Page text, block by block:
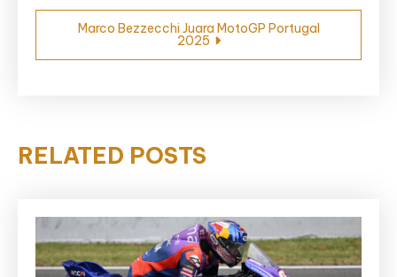
Marco Bezzecchi Juara MotoGP Portugal
2025
RELATED POSTS